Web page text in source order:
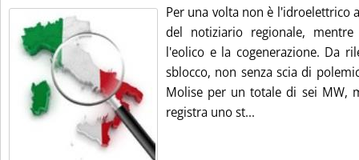
Per una volta non è l'idroelettrico
del notiziario regionale, mentre
l'eolico e la cogenerazione. Da
sblocco, non senza scia di
Molise per un totale di sei MW,
registra uno st...